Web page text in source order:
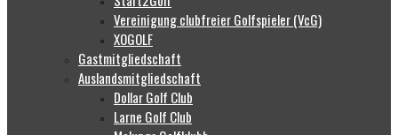
Vereinigung clubfreier Golfspieler (VcG)
XOGOLF
Gastmitgliedschaft
Auslandsmitgliedschaft
Dollar Golf Club
Larne Golf Club